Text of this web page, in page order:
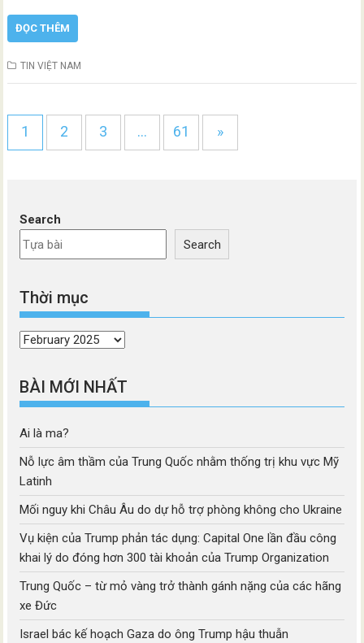
ĐỌC THÊM
TIN VIỆT NAM
1 2 3 … 61 »
Search
Search
Thời mục
Thời
BÀI MỚI NHẤT
Ai là ma?
Nỗ lực âm thầm của Trung Quốc nhằm thống trị khu vực Mỹ
Latinh
Mối nguy khi Châu Âu do dự hỗ trợ phòng không cho Ukraine
Vụ kiện của Trump phản tác dụng: Capital One lần đầu công
khai lý do đóng hơn 300 tài khoản của Trump Organization
Trung Quốc – từ mỏ vàng trở thành gánh nặng của các hãng
xe Đức
Israel bác kế hoạch Gaza do ông Trump hậu thuẫn